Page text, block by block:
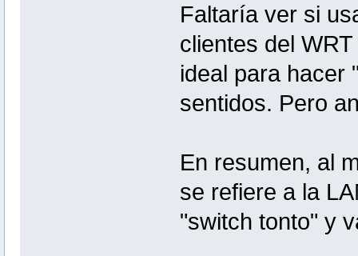
Faltaría ver si
clientes del
ideal para hacer
sentidos. Pero
En resumen, al
se refiere a la
"switch tonto" y